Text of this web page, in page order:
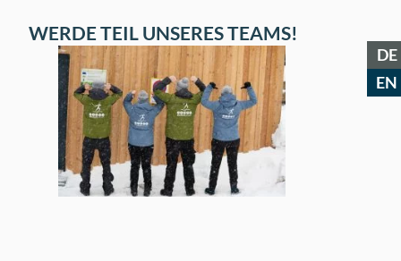
DE
EN
WERDE TEIL UNSERES TEAMS!